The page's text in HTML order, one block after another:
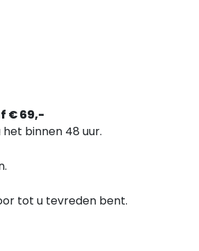
€ 69,-
binnen 48 uur.
tot u tevreden bent.